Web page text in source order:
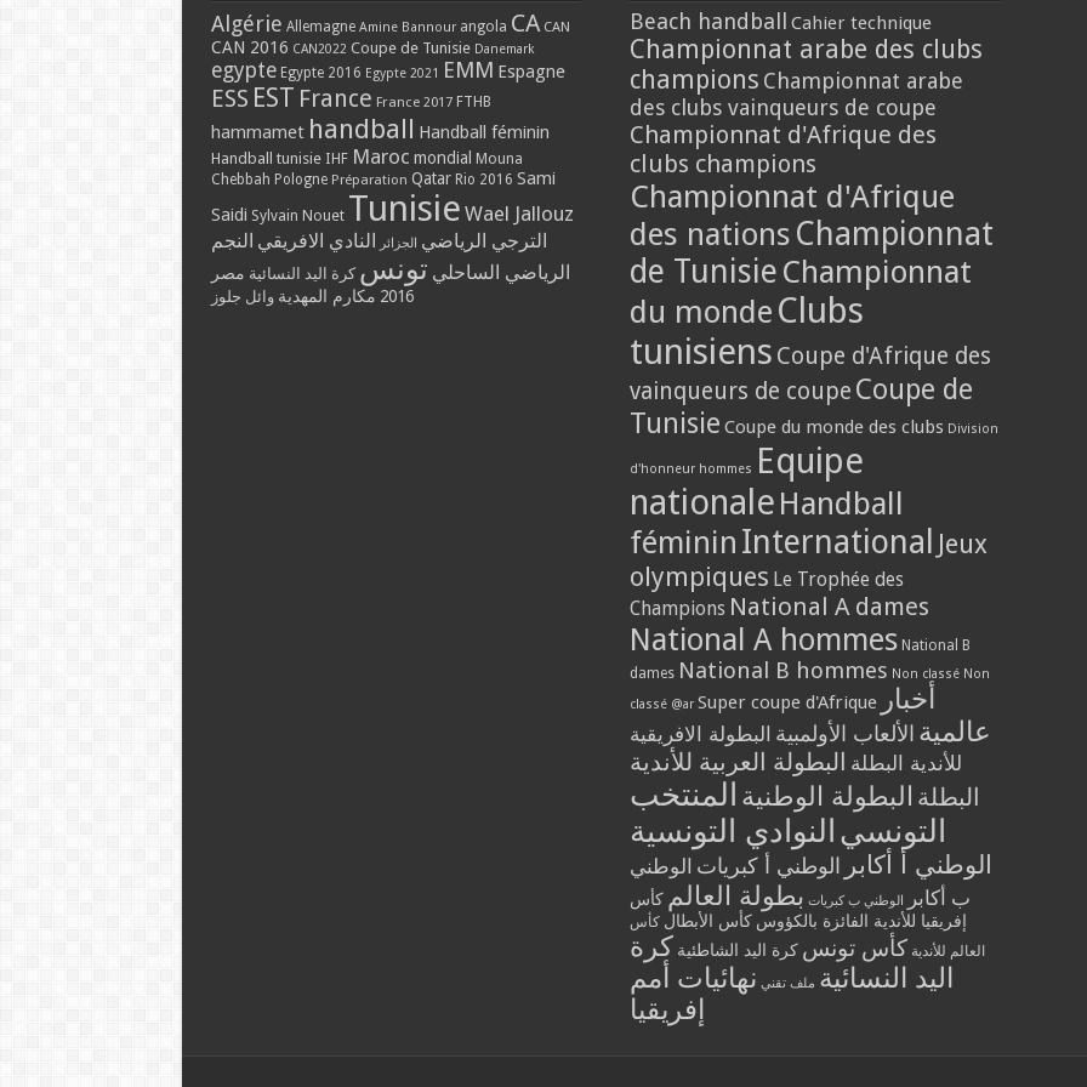
Algérie Allemagne Amine Bannour angola CA CAN
CAN 2016 CAN2022 Coupe de Tunisie Danemark
egypte Egypte 2016 Egypte 2021 EMM Espagne
ESS EST France France 2017 FTHB
hammamet handball Handball féminin
Handball tunisie IHF Maroc mondial Mouna
Chebbah Pologne Préparation Qatar Rio 2016 Sami
Saidi Sylvain Nouet Tunisie Wael Jallouz
الترجي الرياضي الجزائر النادي الافريقي النجم
الرياضي الساحلي تونس كرة اليد النسائية مصر
2016 مكارم المهدية وائل جلوز
Beach handball Cahier technique
Championnat arabe des clubs
champions Championnat arabe
des clubs vainqueurs de coupe
Championnat d'Afrique des
clubs champions
Championnat d'Afrique
des nations Championnat
de Tunisie Championnat
du monde Clubs
tunisiens Coupe d'Afrique des
vainqueurs de coupe Coupe de
Tunisie Coupe du monde des clubs Division
d'honneur hommes Equipe
nationale Handball
féminin International Jeux
olympiques Le Trophée des
Champions National A dames
National A hommes National B
dames National B hommes Non classé Non
classé @ar Super coupe d'Afrique أخبار
عالمية الألعاب الأولمبية البطولة الافريقية
للأندية البطلة البطولة العربية للأندية
البطلة البطولة الوطنية المنتخب
التونسي النوادي التونسية
الوطني أ أكابر الوطني أ كبريات الوطني
ب أكابر
الوطني ب كبريات بطولة العالم كأس
إفريقيا للأندية الفائزة بالكؤوس كأس الأبطال كأس
العالم للأندية كأس تونس كرة اليد الشاطئية كرة
اليد النسائية ملف تقني نهائيات أمم
إفريقيا